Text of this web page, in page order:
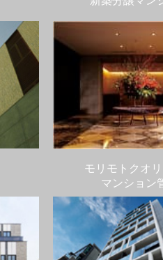
モリモトクオ
マンション